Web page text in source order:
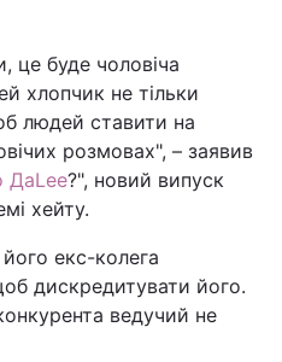
Наука
Лайт
Інциденти
Погода
це буде чоловіча
хлопчик не тільки
людей ставити на
розмовах", – заявив
ДаLee?", новий випуск
хейту.
екс-колега
дискредитувати його.
ведучий не